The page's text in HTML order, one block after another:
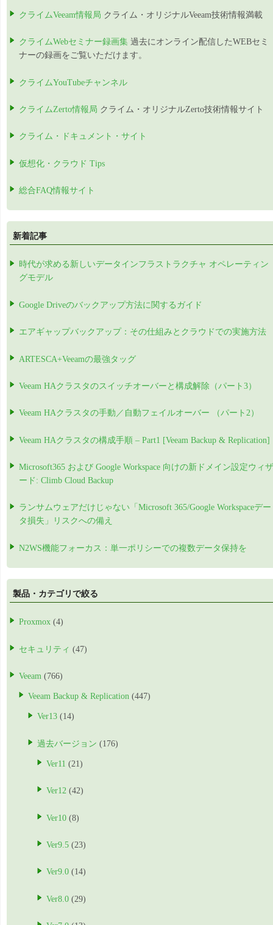
クライムVeeam情報局 クライム・オリジナルVeeam技術情報満載
クライムWebセミナー録画集 過去にオンライン配信したWEBセミ
ナーの録画をご覧いただけます。
クライムYouTubeチャンネル
クライムZerto情報局 クライム・オリジナルZerto技術情報サイト
クライム・ドキュメント・サイト
仮想化・クラウド Tips
総合FAQ情報サイト
新着記事
時代が求める新しいデータインフラストラクチャ オペレーティン
グモデル
Google Driveのバックアップ方法に関するガイド
エアギャップバックアップ：その仕組みとクラウドでの実施方法
ARTESCA+Veeamの最強タッグ
Veeam HAクラスタのスイッチオーバーと構成解除（パート3）
Veeam HAクラスタの手動／自動フェイルオーバー （パート2）
Veeam HAクラスタの構成手順 – Part1 [Veeam Backup & Replication]
Microsoft365 および Google Workspace 向けの新ドメイン設定ウィザ
ード: Climb Cloud Backup
ランサムウェアだけじゃない「Microsoft 365/Google Workspaceデー
タ損失」リスクへの備え
N2WS機能フォーカス：単一ポリシーでの複数データ保持を
製品・カテゴリで絞る
Proxmox (4)
セキュリティ (47)
Veeam (766)
Veeam Backup & Replication (447)
Ver13 (14)
過去バージョン (176)
Ver11 (21)
Ver12 (42)
Ver10 (8)
Ver9.5 (23)
Ver9.0 (14)
Ver8.0 (29)